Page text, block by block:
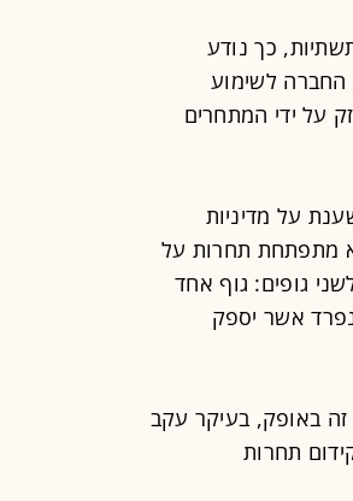
כך נודע
החברה לשימוע
על ידי המתחרים
על מדיניות
מתפתחת תחרות על
גופים: גוף אחד
אשר יספק
זה באופק, בעיקר עקב
תחרות